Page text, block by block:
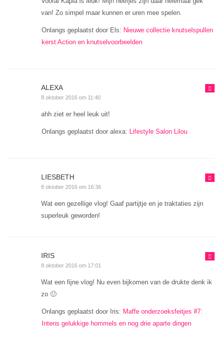
van! Zo simpel maar kunnen er uren mee spelen.
Onlangs geplaatst door Els: Nieuwe collectie knutselspullen
kerst Action en knutselvoorbeelden
ALEXA
8 oktober 2016 om 11:40
ahh ziet er heel leuk uit!
Onlangs geplaatst door alexa: Lifestyle Salon Lilou
LIESBETH
8 oktober 2016 om 16:36
Wat een gezellige vlog! Gaaf partijtje en je traktaties zijn
superleuk geworden!
IRIS
8 oktober 2016 om 17:01
Wat een fijne vlog! Nu even bijkomen van de drukte denk ik
zo 🙂
Onlangs geplaatst door Iris: Maffe onderzoeksfeitjes #7:
Intens gelukkige hommels en nog drie aparte dingen